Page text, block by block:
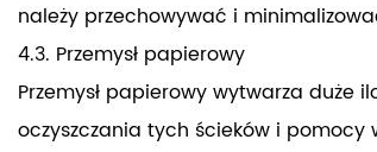
należy przechowywać i
4.3. Przemysł papierowy
Przemysł papierowy wytwarza duże
oczyszczania tych ścieków i pomocy